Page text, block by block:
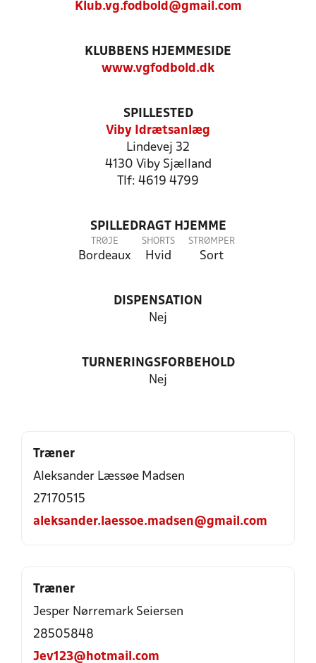
Klub.vg.fodbold@gmail.com
KLUBBENS HJEMMESIDE
www.vgfodbold.dk
SPILLESTED
Viby Idrætsanlæg
Lindevej 32
4130 Viby Sjælland
Tlf: 4619 4799
SPILLEDRAGT HJEMME
TRØJE
Bordeaux
SHORTS
Hvid
STRØMPER
Sort
DISPENSATION
Nej
TURNERINGSFORBEHOLD
Nej
Træner
Aleksander Læssøe Madsen
27170515
aleksander.laessoe.madsen@gmail.com
Træner
Jesper Nørremark Seiersen
28505848
Jev123@hotmail.com